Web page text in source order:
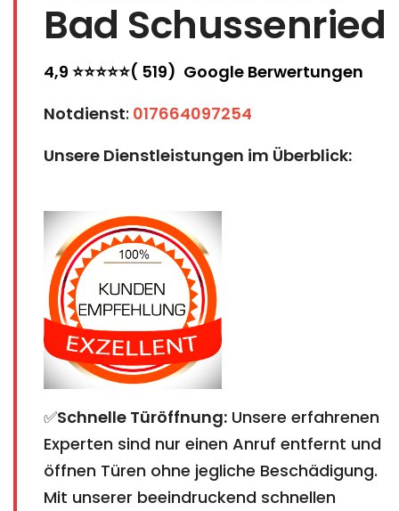
Bad Schussenried
4,9 ⭐⭐⭐⭐⭐( 519) Google Berwertungen
Notdienst: 017664097254
Unsere Dienstleistungen im Überblick:
✅Schnelle Türöffnung: Unsere erfahrenen
Experten sind nur einen Anruf entfernt und
öffnen Türen ohne jegliche Beschädigung.
Mit unserer beeindruckend schnellen